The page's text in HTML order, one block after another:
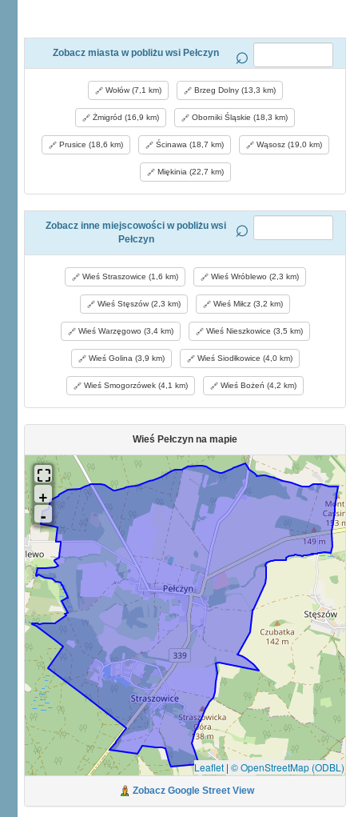
Zobacz miasta w pobliżu wsi Pełczyn
Wołów (7,1 km) Brzeg Dolny (13,3 km)
Żmigród (16,9 km) Oborniki Śląskie (18,3 km)
Prusice (18,6 km) Ścinawa (18,7 km) Wąsosz (19,0 km)
Miękinia (22,7 km)
Zobacz inne miejscowości w pobliżu wsi
Pełczyn
Wieś Straszowice (1,6 km) Wieś Wróblewo (2,3 km)
Wieś Stęszów (2,3 km) Wieś Miłcz (3,2 km)
Wieś Warzęgowo (3,4 km) Wieś Nieszkowice (3,5 km)
Wieś Golina (3,9 km) Wieś Siodłkowice (4,0 km)
Wieś Smogorzówek (4,1 km) Wieś Bożeń (4,2 km)
Wieś Pełczyn na mapie
Leaflet | © OpenStreetMap (ODBL)
Zobacz Google Street View